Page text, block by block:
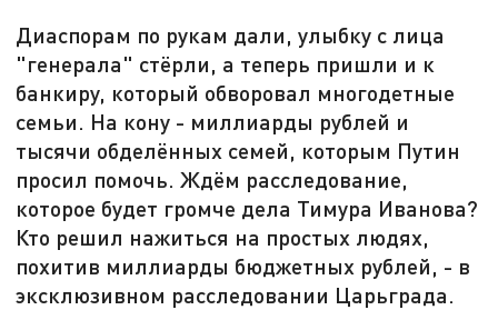
Диаспорам по рукам дали, улыбку с лица
"генерала" стёрли, а теперь пришли и к
банкиру, который обворовал многодетные
семьи. На кону - миллиарды рублей и
тысячи обделённых семей, которым Путин
просил помочь. Ждём расследование,
которое будет громче дела Тимура Иванова?
Кто решил нажиться на простых людях,
похитив миллиарды бюджетных рублей, - в
эксклюзивном расследовании Царьграда.